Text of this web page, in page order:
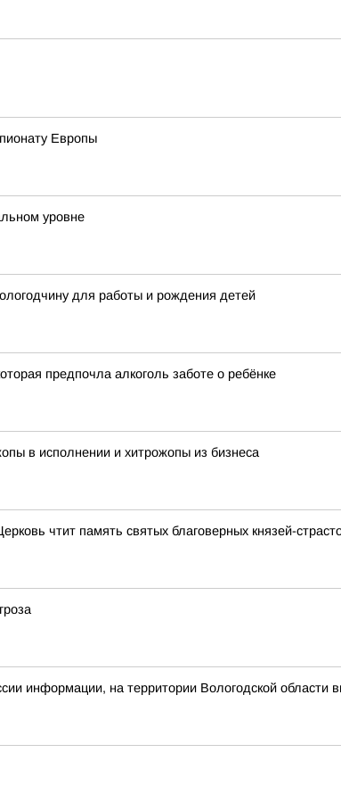
Европы
уровне
для работы и рождения детей
предпочла алкоголь заботе о ребёнке
в исполнении и хитрожопы из бизнеса
чтит память святых благоверных князей-
информации, на территории Вологодской области